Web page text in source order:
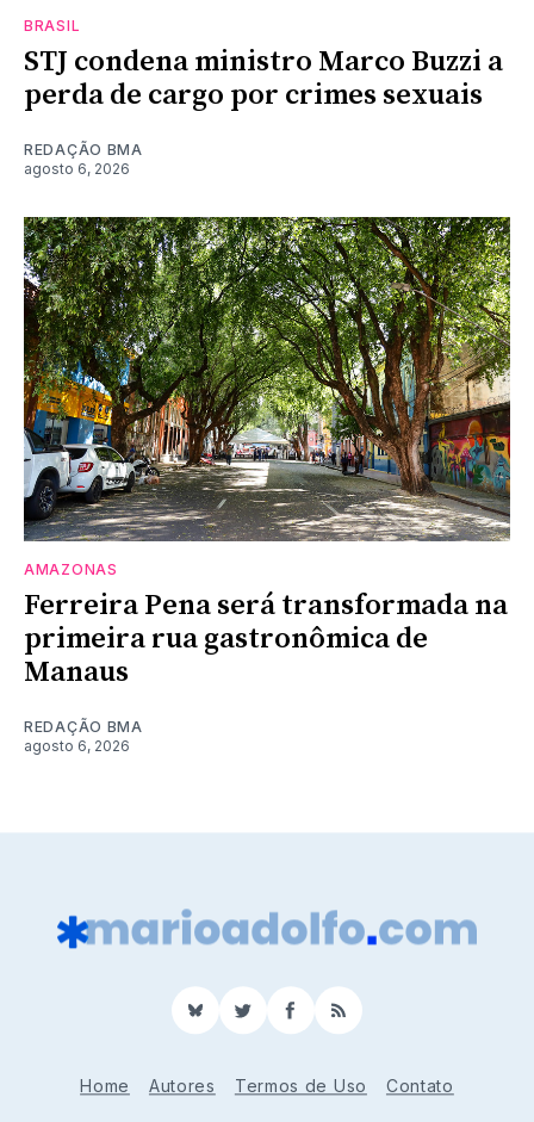
BRASIL
STJ condena ministro Marco Buzzi a
perda de cargo por crimes sexuais
REDAÇÃO BMA
agosto 6, 2026
AMAZONAS
Ferreira Pena será transformada na
primeira rua gastronômica de
Manaus
REDAÇÃO BMA
agosto 6, 2026
BlueSkyTwitterFacebook
RSS
Home Autores Termos de Uso Contato